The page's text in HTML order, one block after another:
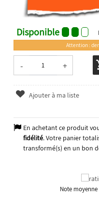
Disponible
Attention :
- +
Ajouter à ma liste
En achetant ce produit
fidélité. Votre panier
transformé(s) en un bon
Note